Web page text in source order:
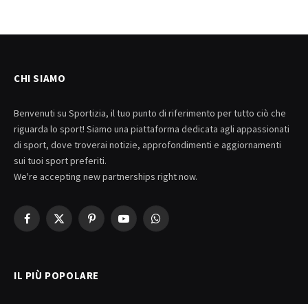
CHI SIAMO
Benvenuti su Sportizia, il tuo punto di riferimento per tutto ciò che
riguarda lo sport! Siamo una piattaforma dedicata agli appassionati
di sport, dove troverai notizie, approfondimenti e aggiornamenti
sui tuoi sport preferiti.
We're accepting new partnerships right now.
Facebook
X
PinterestYouTubeWhatsApp
IL PIÙ POPOLARE